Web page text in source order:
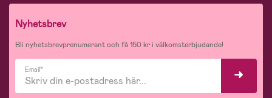
Nyhetsbrev
Bli nyhetsbrevprenumerant och få 150 kr i välkomsterbjudande!
Email*